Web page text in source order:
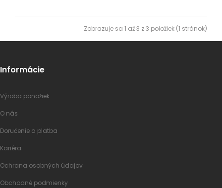
Zobrazuje sa 1 až 3 z 3 položiek (1 stránok)
Informácie
Výroba ponožiek
O nás
Doručenie a platba
Kariéra
Ochrana osobných údajov
Obchodné podmienky